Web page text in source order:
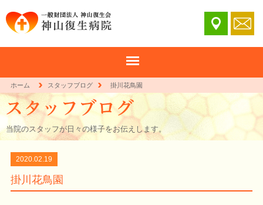
ホーム スタッフブログ 掛川花鳥園
当院のスタッフが日々の様子をお伝えします。
2020.02.19
掛川花鳥園